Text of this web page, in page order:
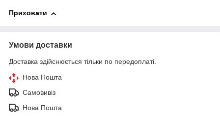
Приховати
Умови доставки
Доставка здійснюється тільки по передоплаті.
Нова Пошта
Самовивіз
Нова Пошта